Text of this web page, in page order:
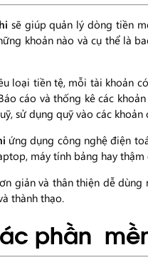
sẽ giúp quản lý dòng tiền
khoản nào và cụ thể là
loại tiền tệ, mỗi tài khoản
cáo và thống kê các
sử dụng quỹ vào các khoản
ứng dụng công nghệ điện
máy tính bảng hay
giản và thân thiện dễ
thành thạo.
phần